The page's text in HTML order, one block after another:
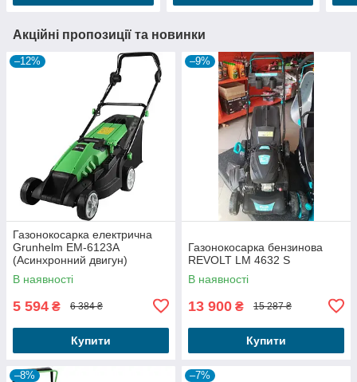
Акційні пропозиції та новинки
–12%
Газонокосарка електрична
Grunhelm EM-6123A
(Асинхронний двигун)
В наявності
5 594 ₴ 6 384 ₴
Купити
–9%
Газонокосарка бензинова
REVOLT LM 4632 S
В наявності
13 900 ₴ 15 287 ₴
Купити
–8% –7%